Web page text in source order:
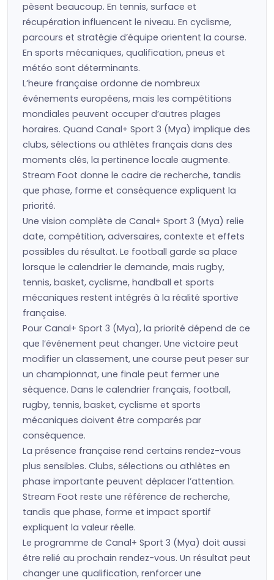
pèsent beaucoup. En tennis, surface et
récupération influencent le niveau. En cyclisme,
parcours et stratégie d’équipe orientent la course.
En sports mécaniques, qualification, pneus et
météo sont déterminants.
L’heure française ordonne de nombreux
événements européens, mais les compétitions
mondiales peuvent occuper d’autres plages
horaires. Quand Canal+ Sport 3 (Mya) implique des
clubs, sélections ou athlètes français dans des
moments clés, la pertinence locale augmente.
Stream Foot donne le cadre de recherche, tandis
que phase, forme et conséquence expliquent la
priorité.
Une vision complète de Canal+ Sport 3 (Mya) relie
date, compétition, adversaires, contexte et effets
possibles du résultat. Le football garde sa place
lorsque le calendrier le demande, mais rugby,
tennis, basket, cyclisme, handball et sports
mécaniques restent intégrés à la réalité sportive
française.
Pour Canal+ Sport 3 (Mya), la priorité dépend de ce
que l’événement peut changer. Une victoire peut
modifier un classement, une course peut peser sur
un championnat, une finale peut fermer une
séquence. Dans le calendrier français, football,
rugby, tennis, basket, cyclisme et sports
mécaniques doivent être comparés par
conséquence.
La présence française rend certains rendez-vous
plus sensibles. Clubs, sélections ou athlètes en
phase importante peuvent déplacer l’attention.
Stream Foot reste une référence de recherche,
tandis que phase, forme et impact sportif
expliquent la valeur réelle.
Le programme de Canal+ Sport 3 (Mya) doit aussi
être relié au prochain rendez-vous. Un résultat peut
changer une qualification, renforcer une